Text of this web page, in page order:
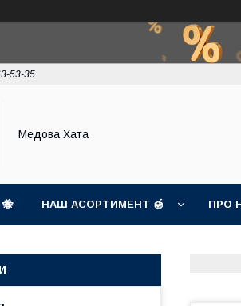
53-35
Медова Хата
НАШ АСОРТИМЕНТ 🍯 ПРО